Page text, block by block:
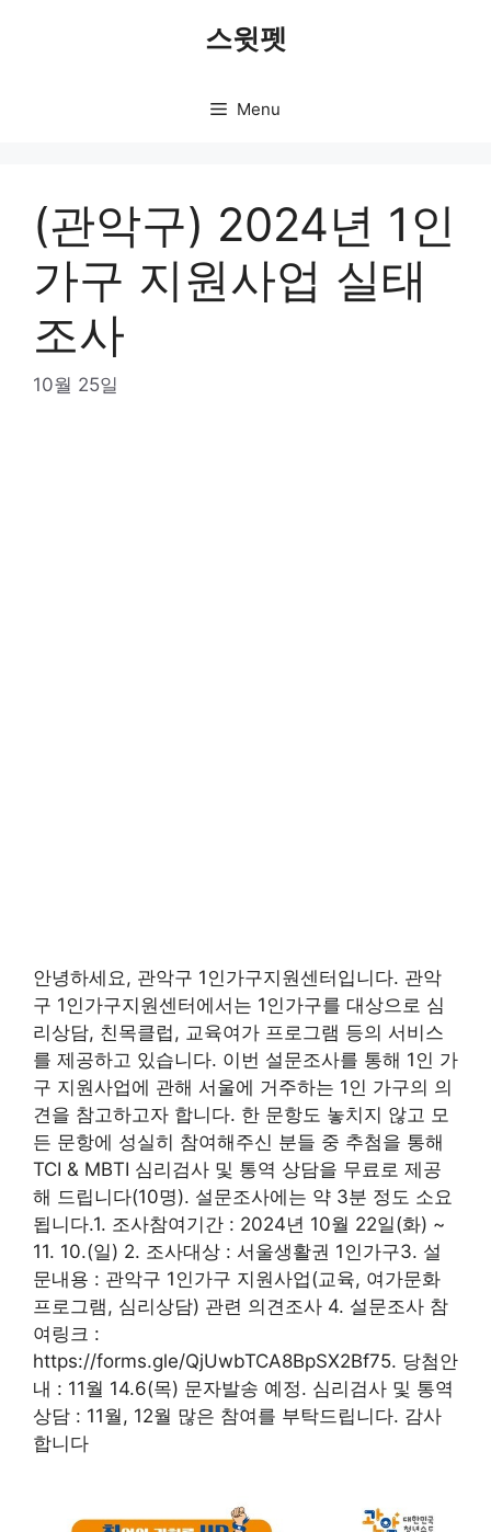
스윗펫
Menu
(관악구) 2024년 1인
가구 지원사업 실태
조사
10월 25일
안녕하세요, 관악구 1인가구지원센터입니다. 관악
구 1인가구지원센터에서는 1인가구를 대상으로 심
리상담, 친목클럽, 교육여가 프로그램 등의 서비스
를 제공하고 있습니다. 이번 설문조사를 통해 1인 가
구 지원사업에 관해 서울에 거주하는 1인 가구의 의
견을 참고하고자 합니다. 한 문항도 놓치지 않고 모
든 문항에 성실히 참여해주신 분들 중 추첨을 통해
TCI & MBTI 심리검사 및 통역 상담을 무료로 제공
해 드립니다(10명). 설문조사에는 약 3분 정도 소요
됩니다.1. 조사참여기간 : 2024년 10월 22일(화) ~
11. 10.(일) 2. 조사대상 : 서울생활권 1인가구3. 설
문내용 : 관악구 1인가구 지원사업(교육, 여가문화
프로그램, 심리상담) 관련 의견조사 4. 설문조사 참
여링크 :
https://forms.gle/QjUwbTCA8BpSX2Bf75. 당첨안
내 : 11월 14.6(목) 문자발송 예정. 심리검사 및 통역
상담 : 11월, 12월 많은 참여를 부탁드립니다. 감사
합니다